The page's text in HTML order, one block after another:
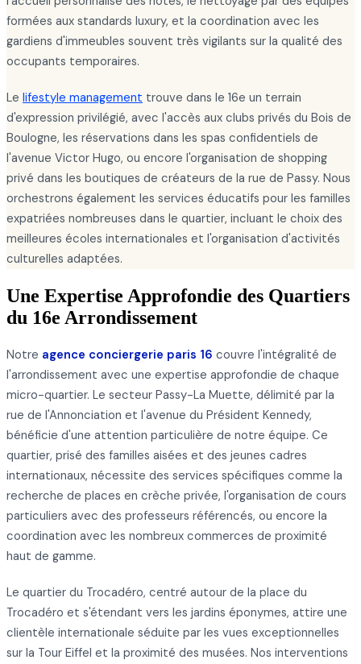
formées aux standards luxury, et la coordination avec les
gardiens d'immeubles souvent très vigilants sur la qualité des
occupants temporaires.
Le lifestyle management trouve dans le 16e un terrain
d'expression privilégié, avec l'accès aux clubs privés du Bois de
Boulogne, les réservations dans les spas confidentiels de
l'avenue Victor Hugo, ou encore l'organisation de shopping
privé dans les boutiques de créateurs de la rue de Passy. Nous
orchestrons également les services éducatifs pour les familles
expatriées nombreuses dans le quartier, incluant le choix des
meilleures écoles internationales et l'organisation d'activités
culturelles adaptées.
Une Expertise Approfondie des Quartiers
du 16e Arrondissement
Notre agence conciergerie paris 16 couvre l'intégralité de
l'arrondissement avec une expertise approfondie de chaque
micro-quartier. Le secteur Passy-La Muette, délimité par la
rue de l'Annonciation et l'avenue du Président Kennedy,
bénéficie d'une attention particulière de notre équipe. Ce
quartier, prisé des familles aisées et des jeunes cadres
internationaux, nécessite des services spécifiques comme la
recherche de places en crèche privée, l'organisation de cours
particuliers avec des professeurs référencés, ou encore la
coordination avec les nombreux commerces de proximité
haut de gamme.
Le quartier du Trocadéro, centré autour de la place du
Trocadéro et s'étendant vers les jardins éponymes, attire une
clientèle internationale séduite par les vues exceptionnelles
sur la Tour Eiffel et la proximité des musées. Nos interventions